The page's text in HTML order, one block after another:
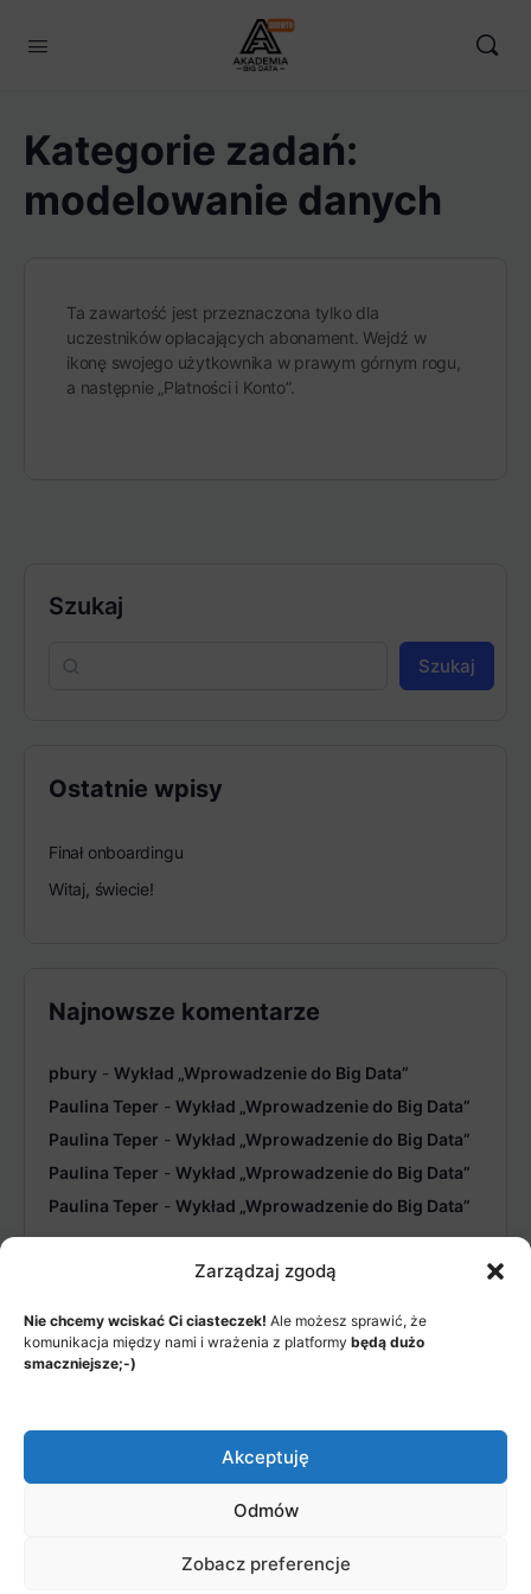
Zarządzaj zgodą
Nie chcemy wciskać Ci ciasteczek! Ale możesz sprawić, że
komunikacja między nami i wrażenia z platformy będą dużo
smaczniejsze;-)
Akceptuję
Odmów
Zobacz preferencje
Kategorie zadań:
modelowanie danych
Ta zawartość jest przeznaczona tylko dla
uczestników opłacających abonament. Wejdź w
ikonę swojego użytkownika w prawym górnym rogu,
a następnie „Platności i Konto”.
Szukaj
Szukaj
Ostatnie wpisy
Finał onboardingu
Witaj, świecie!
Najnowsze komentarze
pbury - Wykład „Wprowadzenie do Big Data”
Paulina Teper - Wykład „Wprowadzenie do Big Data”
Paulina Teper - Wykład „Wprowadzenie do Big Data”
Paulina Teper - Wykład „Wprowadzenie do Big Data”
Paulina Teper - Wykład „Wprowadzenie do Big Data”
POLITYKA PRYWATNOŚCI
REGULAMIN AKADEMII
KONTAKT
Factory sp. z o.o.